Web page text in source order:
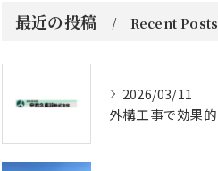
最近の投稿 Recent Posts
2026/03/11